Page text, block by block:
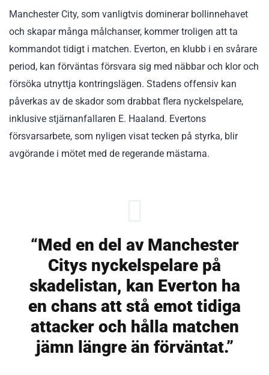
Manchester City, som vanligtvis dominerar bollinnehavet
och skapar många målchanser, kommer troligen att ta
kommandot tidigt i matchen. Everton, en klubb i en svårare
period, kan förväntas försvara sig med näbbar och klor och
försöka utnyttja kontringslägen. Stadens offensiv kan
påverkas av de skador som drabbat flera nyckelspelare,
inklusive stjärnanfallaren E. Haaland. Evertons
försvarsarbete, som nyligen visat tecken på styrka, blir
avgörande i mötet med de regerande mästarna.
“Med en del av Manchester
Citys nyckelspelare på
skadelistan, kan Everton ha
en chans att stå emot tidiga
attacker och hålla matchen
jämn längre än förväntat.”